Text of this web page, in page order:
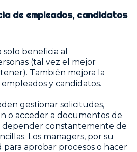
de empleados, candidatos
beneficia al
(tal vez el mejor
También mejora la
y candidatos.
gestionar solicitudes,
o acceder a documentos de
depender constantemente de
Los managers, por su
para aprobar procesos o hacer